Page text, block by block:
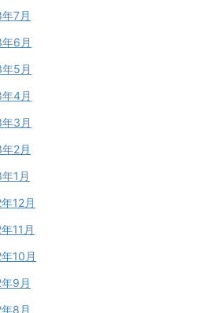
7月
6月
5月
4月
3月
2月
1月
12月
11月
10月
9月
8月